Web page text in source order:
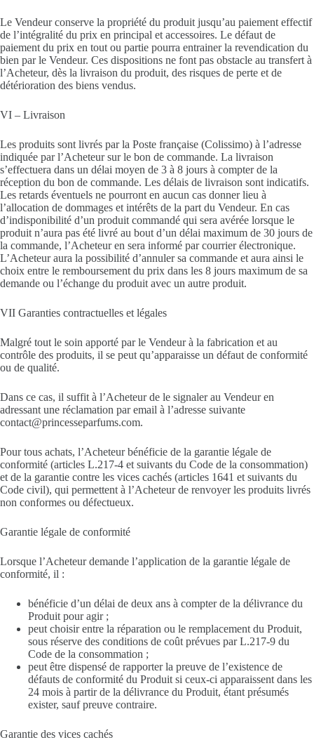
Le Vendeur conserve la propriété du produit jusqu’au paiement effectif
de l’intégralité du prix en principal et accessoires. Le défaut de
paiement du prix en tout ou partie pourra entrainer la revendication du
bien par le Vendeur. Ces dispositions ne font pas obstacle au transfert à
l’Acheteur, dès la livraison du produit, des risques de perte et de
détérioration des biens vendus.
VI – Livraison
Les produits sont livrés par la Poste française (Colissimo) à l’adresse
indiquée par l’Acheteur sur le bon de commande. La livraison
s’effectuera dans un délai moyen de 3 à 8 jours à compter de la
réception du bon de commande. Les délais de livraison sont indicatifs.
Les retards éventuels ne pourront en aucun cas donner lieu à
l’allocation de dommages et intérêts de la part du Vendeur. En cas
d’indisponibilité d’un produit commandé qui sera avérée lorsque le
produit n’aura pas été livré au bout d’un délai maximum de 30 jours de
la commande, l’Acheteur en sera informé par courrier électronique.
L’Acheteur aura la possibilité d’annuler sa commande et aura ainsi le
choix entre le remboursement du prix dans les 8 jours maximum de sa
demande ou l’échange du produit avec un autre produit.
VII Garanties contractuelles et légales
Malgré tout le soin apporté par le Vendeur à la fabrication et au
contrôle des produits, il se peut qu’apparaisse un défaut de conformité
ou de qualité.
Dans ce cas, il suffit à l’Acheteur de le signaler au Vendeur en
adressant une réclamation par email à l’adresse suivante
contact@princesseparfums.com.
Pour tous achats, l’Acheteur bénéficie de la garantie légale de
conformité (articles L.217-4 et suivants du Code de la consommation)
et de la garantie contre les vices cachés (articles 1641 et suivants du
Code civil), qui permettent à l’Acheteur de renvoyer les produits livrés
non conformes ou défectueux.
Garantie légale de conformité
Lorsque l’Acheteur demande l’application de la garantie légale de
conformité, il :
bénéficie d’un délai de deux ans à compter de la délivrance du
Produit pour agir ;
peut choisir entre la réparation ou le remplacement du Produit,
sous réserve des conditions de coût prévues par L.217-9 du
Code de la consommation ;
peut être dispensé de rapporter la preuve de l’existence de
défauts de conformité du Produit si ceux-ci apparaissent dans les
24 mois à partir de la délivrance du Produit, étant présumés
exister, sauf preuve contraire.
Garantie des vices cachés